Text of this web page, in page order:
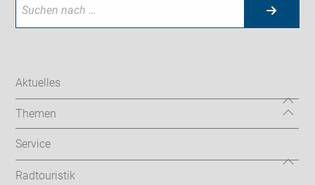
Aktuelles
Themen
Service
Radtouristik